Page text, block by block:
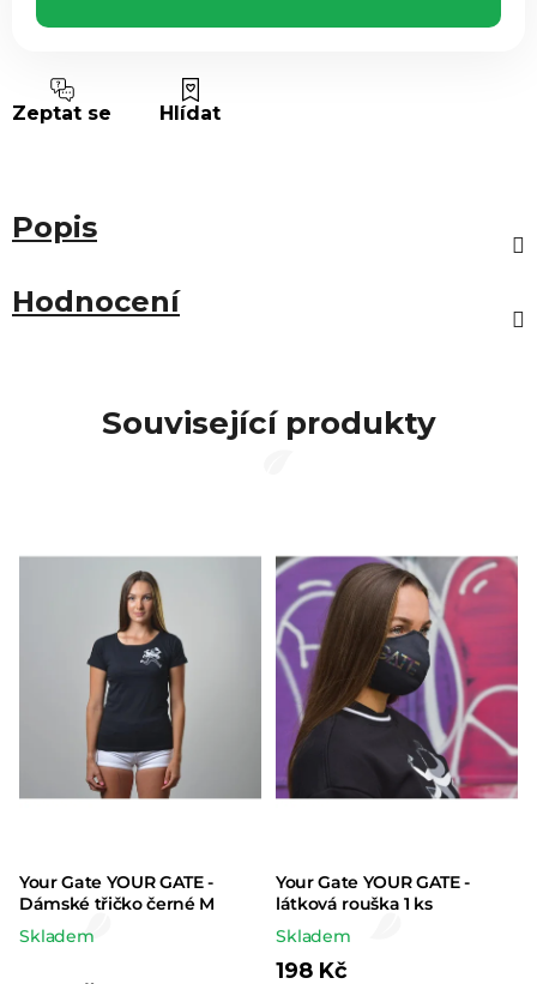
Zeptat se Hlídat
Popis
Hodnocení
Související produkty
Your Gate YOUR GATE -
Dámské třičko černé M
Skladem
Your Gate YOUR GATE -
látková rouška 1 ks
Skladem
198 Kč